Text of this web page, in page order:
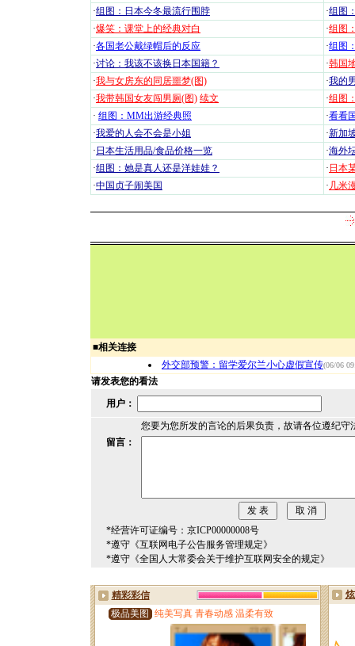
·组图：日本今冬最流行围脖 ·组图
·爆笑：课堂上的经典对白 ·组图
·各国老公戴绿帽后的反应 ·组图
·讨论：我该不该换日本国籍？ ·韩国
·我与女房东的同居噩梦(图) ·我的
·我带韩国女友闯男厕(图) 续文 ·组图
· 组图：MM出游经典照 ·看看
·我爱的人会不会是小姐 ·新加
· 日本生活用品/食品价格一览 ·海外
·组图：她是真人还是洋娃娃？ · 日本
·中国贞子闹美国 · 几米
■相关连接
外交部预警：留学爱尔兰小心虚假宣传(06/06
请发表您的看法
用户：
您要为您所发的言论的后果负责，故请各位遵纪守
留言：
*经营许可证编号：京ICP00000008号
*遵守《互联网电子公告服务管理规定》
*遵守《全国人大常委会关于维护互联网安全的规定》